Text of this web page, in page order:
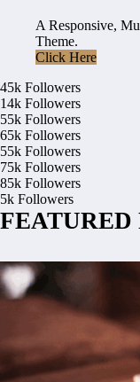
A Responsive,
Theme.
Click Here
45k Followers
14k Followers
55k Followers
65k Followers
55k Followers
75k Followers
85k Followers
5k Followers
FEATURED